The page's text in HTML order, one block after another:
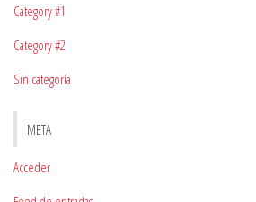
Category #1
Category #2
Sin categoría
META
Acceder